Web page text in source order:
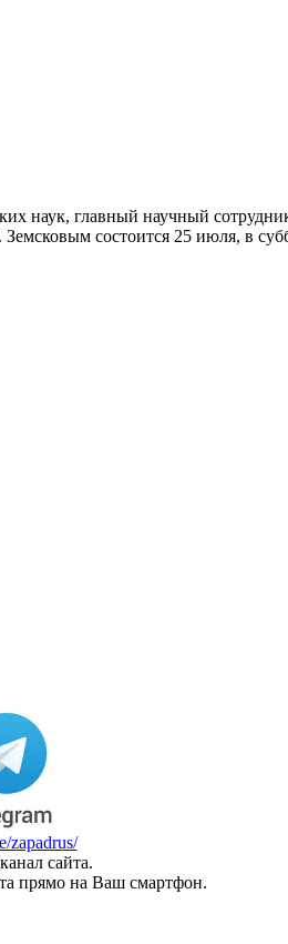
наук, главный научный
состоится 25 июля, в
zapadrus/
сайта.
прямо на Ваш смартфон.